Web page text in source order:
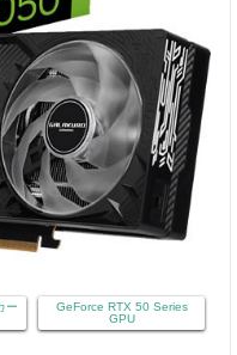
ー
GeForce RTX 50 Series
GPU